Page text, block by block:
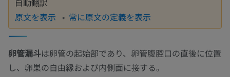
自動翻訳
原文を表示 常に原文の定義を表示
卵管漏斗は卵管の起始部であり、卵管腹腔口の直後に位置
し、卵巣の自由縁および内側面に接する。